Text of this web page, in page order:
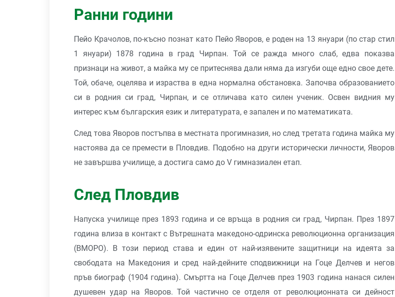
Ранни години
Пейо Крачолов, по-късно познат като Пейо Яворов, е роден на 13 януари (по стар стил
1 януари) 1878 година в град Чирпан. Той се ражда много слаб, едва показва
признаци на живот, а майка му се притеснява дали няма да изгуби още едно свое дете.
Той, обаче, оцелява и израства в една нормална обстановка. Започва образованието
си в родния си град, Чирпан, и се отличава като силен ученик. Освен видния му
интерес към българския език и литературата, е запален и по математиката.
След това Яворов постъпва в местната прогимназия, но след третата година майка му
настоява да се премести в Пловдив. Подобно на други исторически личности, Яворов
не завършва училище, а достига само до V гимназиален етап.
След Пловдив
Напуска училище през 1893 година и се връща в родния си град, Чирпан. През 1897
година влиза в контакт с Вътрешната македоно-одринска революционна организация
(ВМОРО). В този период става и един от най-изявените защитници на идеята за
свободата на Македония и сред най-дейните сподвижници на Гоце Делчев и негов
пръв биограф (1904 година). Смъртта на Гоце Делчев през 1903 година нанася силен
душевен удар на Яворов. Той частично се отделя от революционната си дейност